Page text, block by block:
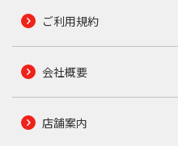
ご利用規約
会社概要
店舗案内